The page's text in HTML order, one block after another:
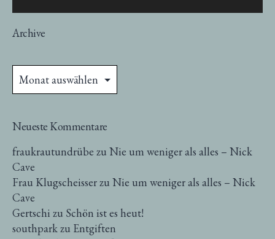
Archive
Neueste Kommentare
fraukrautundrübe zu Nie um weniger als alles – Nick
Cave
Frau Klugscheisserzu Nie um weniger als alles – Nick
Cave
Gertschi zu Schön ist es heut!
southparkzu Entgiften